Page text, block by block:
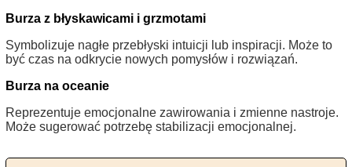
Burza z błyskawicami i grzmotami
Symbolizuje nagłe przebłyski intuicji lub inspiracji. Może to
być czas na odkrycie nowych pomysłów i rozwiązań.
Burza na oceanie
Reprezentuje emocjonalne zawirowania i zmienne nastroje.
Może sugerować potrzebę stabilizacji emocjonalnej.